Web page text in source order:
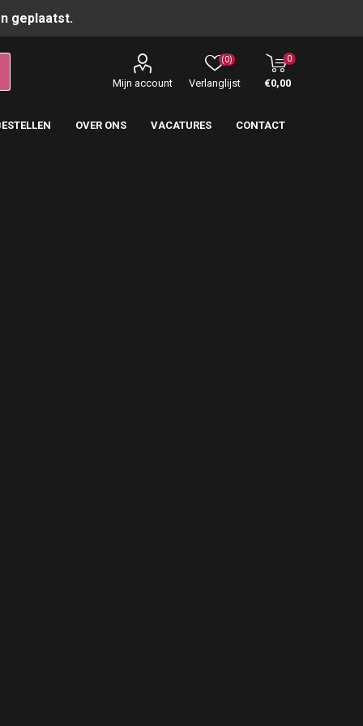
geplaatst.
Mijn account Verlanglijst
(0) 0
€0,00
OVER ONS VACATURES CONTACT